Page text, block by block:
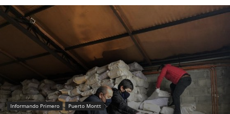
Informando Primero Puerto Montt